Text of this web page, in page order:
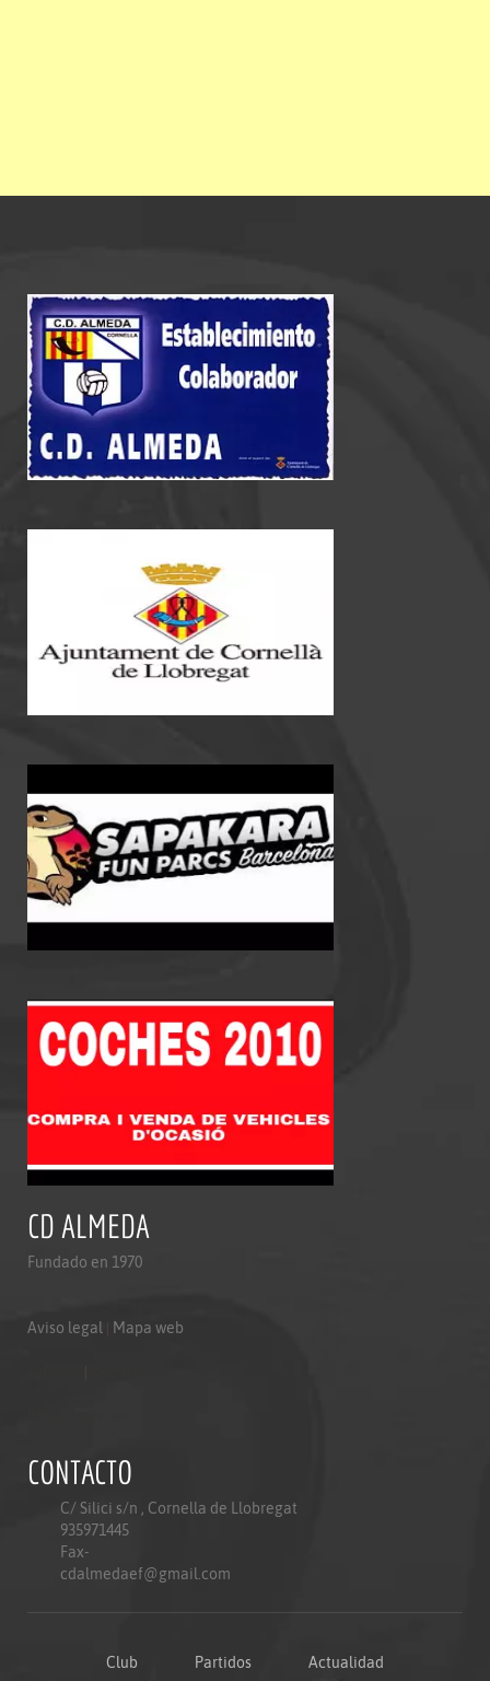
CD ALMEDA
Fundado en 1970
Aviso legal Mapa web
CONTACTO
C/ Silici s/n , Cornella de Llobregat
935971445
Fax-
cdalmedaef@gmail.com
Club Partidos Actualidad